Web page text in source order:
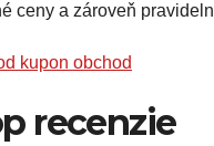
ceny a zároveň
recenzie